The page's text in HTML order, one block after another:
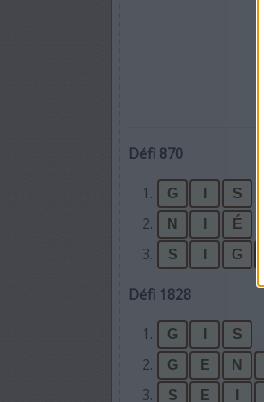
Défi 870
1.
G S
2. N É
3. S G
Défi 1828
1.
G S
2. G E N
3. S E